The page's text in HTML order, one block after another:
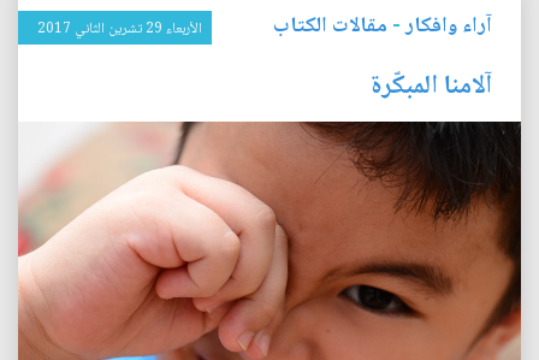
آراء وافكار- مقالات الكتاب الأربعاء 29 تشرين الثاني 2017
آلامنا المبكّرة